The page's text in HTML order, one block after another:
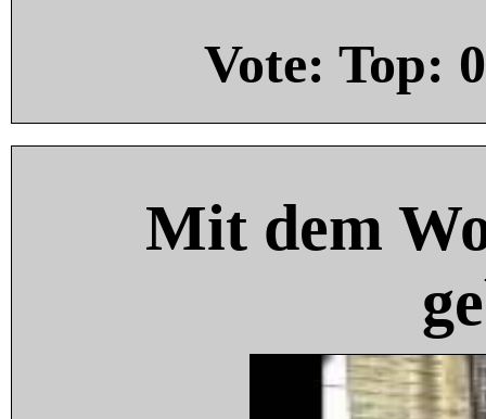
Vote: Top: 0
Mit dem